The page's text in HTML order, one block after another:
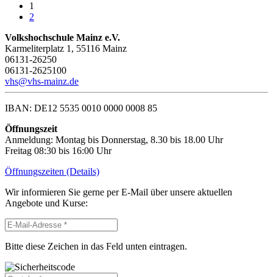
1
2
Volkshochschule Mainz e.V.
Karmeliterplatz 1, 55116 Mainz
06131-26250
06131-2625100
vhs@vhs-mainz.de
IBAN: DE12 5535 0010 0000 0008 85
Öffnungszeit
Anmeldung: Montag bis Donnerstag, 8.30 bis 18.00 Uhr
Freitag 08:30 bis 16:00 Uhr
Öffnungszeiten (Details)
Wir informieren Sie gerne per E-Mail über unsere aktuellen
Angebote und Kurse:
Bitte diese Zeichen in das Feld unten eintragen.